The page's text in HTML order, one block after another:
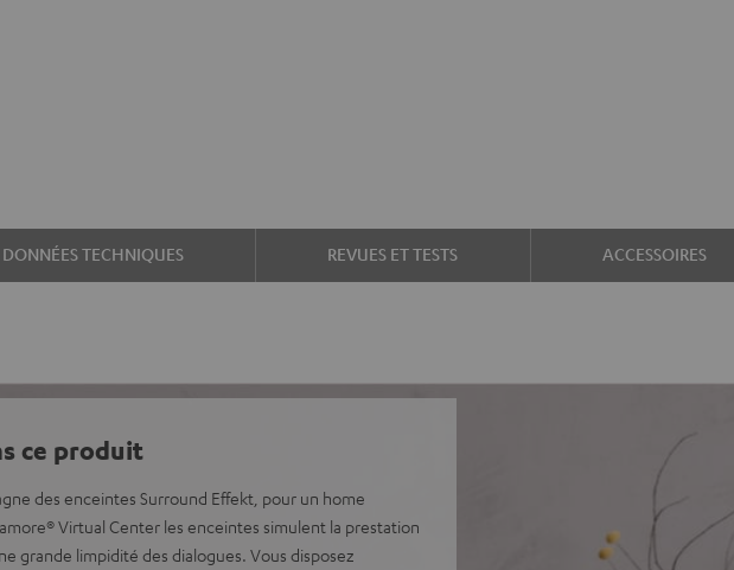
DONNÉES TECHNIQUES REVUES ET TESTS ACCESSOIRES
ce produit
des enceintes Surround Effekt, pour un home
Virtual Center les enceintes simulent la prestation
grande limpidité des dialogues. Vous disposez